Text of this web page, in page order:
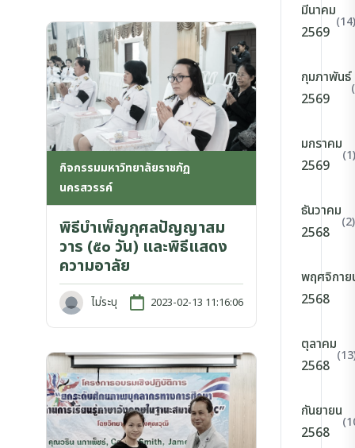
กิจกรรมมหาวิทยาลัยราชภัฏ
นครสวรรค์
พิธีบำเพ็ญกุศลปัญญาสม
วาร (๕๐ วัน) และพิธีแสดง
ความอาลัย
ไม่ระบุ 2023-02-13 11:16:06
มีนาคม
2569
(14)
กุมภาพันธ์
2569
มกราคม
2569
(1)
ธันวาคม
2568
(2)
พฤศจิกาย
2568
ตุลาคม
2568
กันยายน
2568